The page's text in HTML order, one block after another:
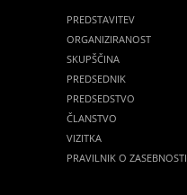
PREDSTAVITEV
ORGANIZIRANOST
SKUPŠČINA
PREDSEDNIK
PREDSEDSTVO
ČLANSTVO
VIZITKA
PRAVILNIK O ZASEBNOSTI